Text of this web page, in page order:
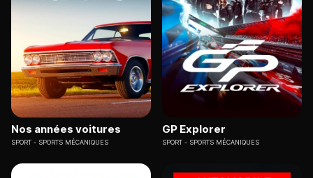
Nos années voitures
SPORT SPORTS MÉCANIQUES
GP Explorer
SPORT SPORTS MÉCANIQUES